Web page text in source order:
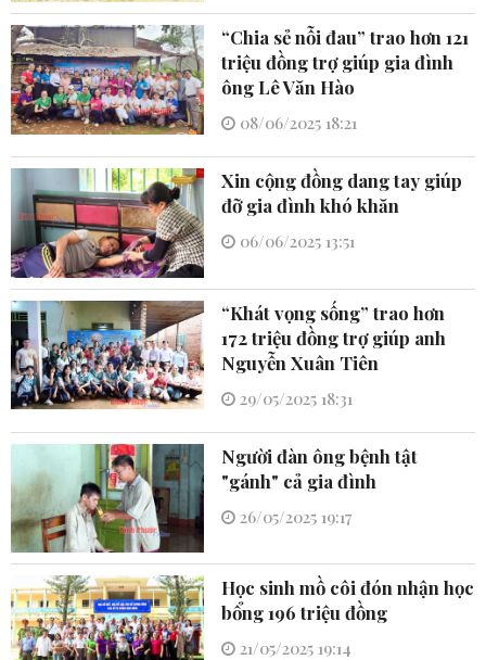
“Chia sẻ nỗi đau” trao hơn 121
triệu đồng trợ giúp gia đình
ông Lê Văn Hào
08/06/2025 18:21
Xin cộng đồng dang tay giúp
đỡ gia đình khó khăn
06/06/2025 13:51
“Khát vọng sống” trao hơn
172 triệu đồng trợ giúp anh
Nguyễn Xuân Tiên
29/05/2025 18:31
Người đàn ông bệnh tật
"gánh" cả gia đình
26/05/2025 19:17
Học sinh mồ côi đón nhận học
bổng 196 triệu đồng
21/05/2025 19:14